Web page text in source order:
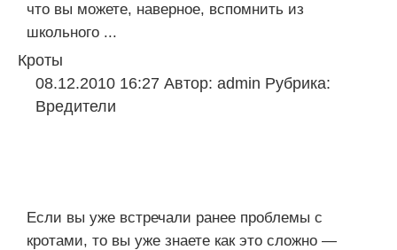
что вы можете, наверное, вспомнить из
школьного ...
Кроты
08.12.2010 16:27 Автор: admin Рубрика:
Вредители
Если вы уже встречали ранее проблемы с
кротами, то вы уже знаете как это сложно —